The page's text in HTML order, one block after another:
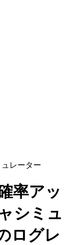
レーター
率アッ
シミュ
ログレ